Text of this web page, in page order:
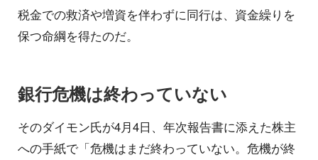
税金での救済や増資を伴わずに同行は、資金繰りを
保つ命綱を得たのだ。
銀行危機は終わっていない
そのダイモン氏が4月4日、年次報告書に添えた株主
への手紙で「危機はまだ終わっていない。危機が終